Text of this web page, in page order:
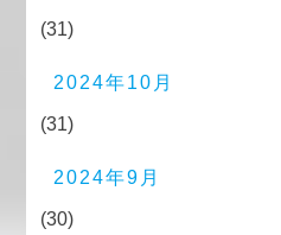
(31)
2024年10月
(31)
2024年9月
(30)